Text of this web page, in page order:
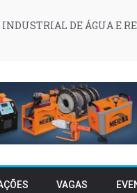
DE ÁGUA E
VAGAS